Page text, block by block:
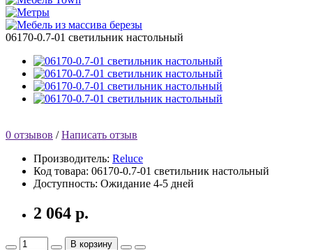
06170-0.7-01 светильник настольный
0 отзывов /Написать отзыв
Производитель: Reluce
Код товара: 06170-0.7-01 светильник настольный
Доступность: Ожидание 4-5 дней
2 064 р.
В корзину